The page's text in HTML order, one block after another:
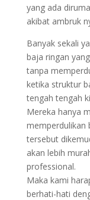
yang ada
akibat ambruk
Banyak sekali
baja ringan
tanpa
ketika struktur
tengah tengah
Mereka hanya
memperdulikan
tersebut
akan lebih
professional.
Maka kami
berhati-hati